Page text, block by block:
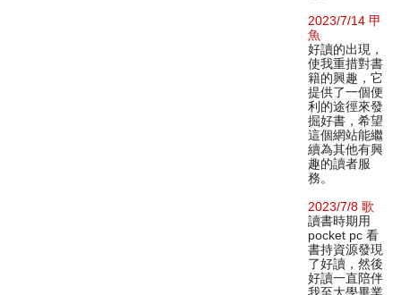
2023/7/14 甲
魚
好讀的出現，
使我重措對書
籍的興趣，它
提供了一個便
利的途徑來發
掘好書，希望
這個網站能繼
續為其他有興
趣的讀者服
務。
2023/7/8 歌
讀書時期用
pocket pc 看
書持資源發現
了好讀，然後
好讀一直陪伴